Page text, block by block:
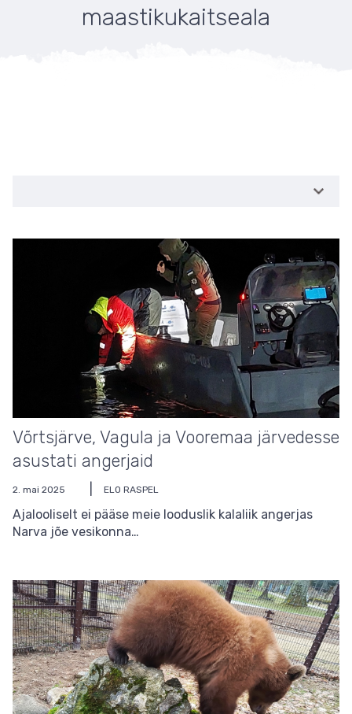
maastikukaitseala
Võrtsjärve, Vagula ja Vooremaa järvedesse
asustati angerjaid
2. mai 2025 ELO RASPEL
Ajalooliselt ei pääse meie looduslik kalaliik angerjas
Narva jõe vesikonna…